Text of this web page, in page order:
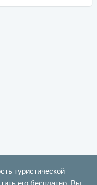
туристической
его бесплатно. Вы